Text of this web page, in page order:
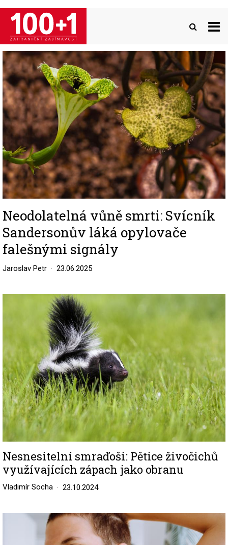
Přejít
hlavnímu
obsahu
Image
Neodolatelná vůně smrti: Svícník
Sandersonův láká opylovače
falešnými signály
Jaroslav Petr 23.06.2025
Nesnesitelní smraďoši: Pětice živočichů
využívajících zápach jako obranu
Vladimír Socha 23.10.2024